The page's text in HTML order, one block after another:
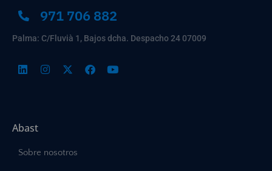
971 706 882
Palma: C/Fluvià 1, Bajos dcha. Despacho 24 07009
Abast
Sobre nosotros